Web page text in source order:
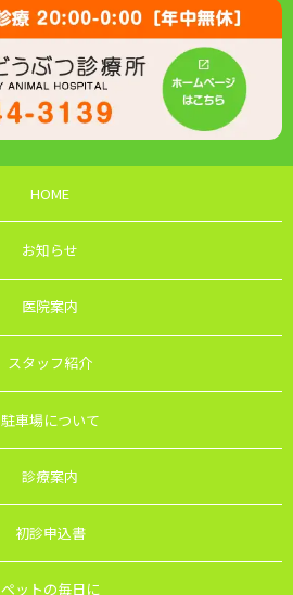
HOME
お知らせ
医院案内
スタッフ紹介
駐車場について
診療案内
初診申込書
ペットの毎日に